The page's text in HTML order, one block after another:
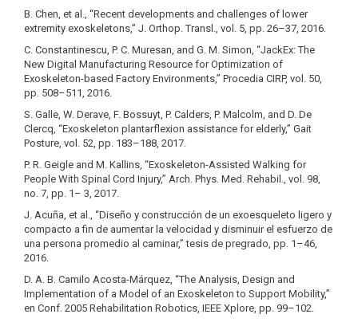
B. Chen, et al., “Recent developments and challenges of lower
extremity exoskeletons,” J. Orthop. Transl., vol. 5, pp. 26–37, 2016.
C. Constantinescu, P. C. Muresan, and G. M. Simon, “JackEx: The
New Digital Manufacturing Resource for Optimization of
Exoskeleton-based Factory Environments,” Procedia CIRP, vol. 50,
pp. 508–511, 2016.
S. Galle, W. Derave, F. Bossuyt, P. Calders, P. Malcolm, and D. De
Clercq, “Exoskeleton plantarflexion assistance for elderly,” Gait
Posture, vol. 52, pp. 183–188, 2017.
P. R. Geigle and M. Kallins, “Exoskeleton-Assisted Walking for
People With Spinal Cord Injury,” Arch. Phys. Med. Rehabil., vol. 98,
no. 7, pp. 1– 3, 2017.
J. Acuña, et al., “Diseño y construcción de un exoesqueleto ligero y
compacto a fin de aumentar la velocidad y disminuir el esfuerzo de
una persona promedio al caminar,” tesis de pregrado, pp. 1–46,
2016.
D. A. B. Camilo Acosta-Márquez, “The Analysis, Design and
Implementation of a Model of an Exoskeleton to Support Mobility,”
en Conf. 2005 Rehabilitation Robotics, IEEE Xplore, pp. 99–102.